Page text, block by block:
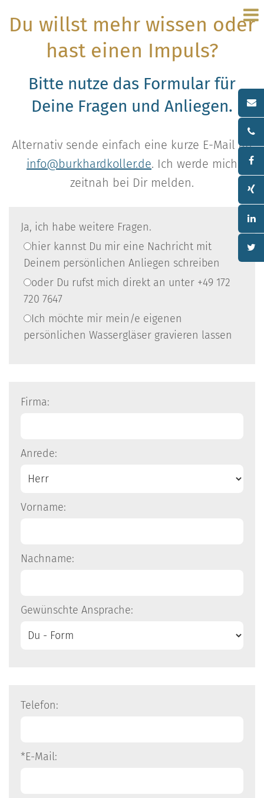
Du willst mehr wissen oder
hast einen Impuls?
Bitte nutze das Formular für
Deine Fragen und Anliegen.
Alternativ sende einfach eine kurze E-Mail an
info@burkhardkoller.de. Ich werde mich
zeitnah bei Dir melden.
Ja, ich habe weitere Fragen.
hier kannst Du mir eine Nachricht mit
Deinem persönlichen Anliegen schreiben
oder Du rufst mich direkt an unter +49 172
720 7647
Ich möchte mir mein/e eigenen
persönlichen Wassergläser gravieren lassen
Firma:
Anrede:
Vorname:
Nachname:
Gewünschte Ansprache:
Telefon:
*E-Mail: